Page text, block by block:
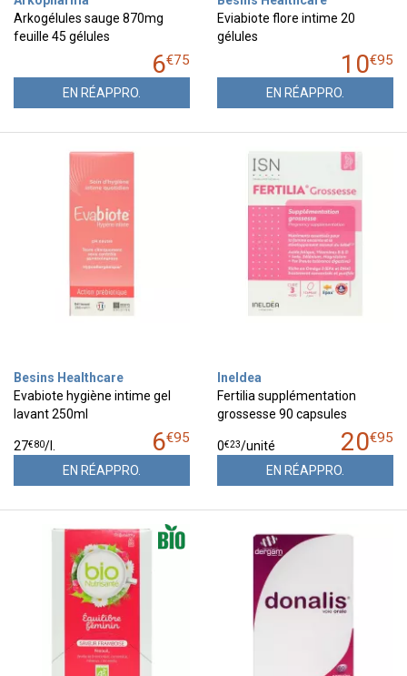
Arkogélules sauge 870mg
feuille 45 gélules
6€75
EN RÉAPPRO.
Eviabiote flore intime 20
gélules
10€95
EN RÉAPPRO.
Besins Healthcare
Evabiote hygiène intime gel
lavant 250ml
6€95
27€80/l.
EN RÉAPPRO.
Ineldea
Fertilia supplémentation
grossesse 90 capsules
20€95
0€23/unité
EN RÉAPPRO.